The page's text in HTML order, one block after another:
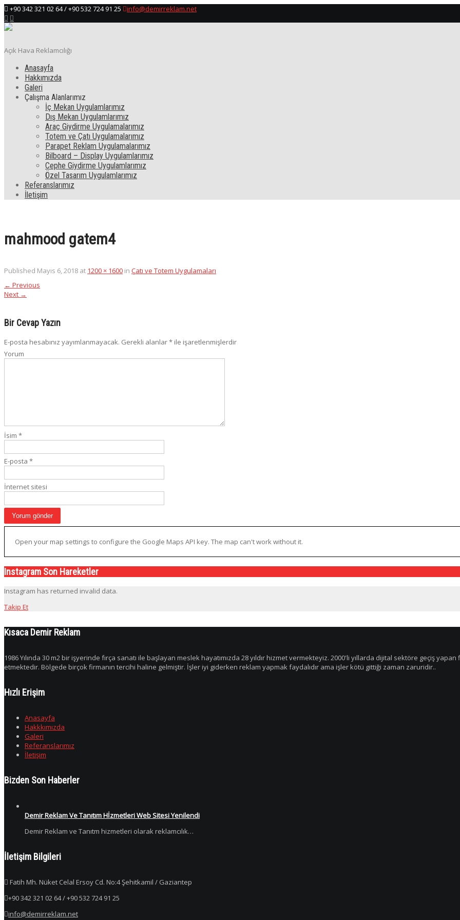
+90 342 321 02 64 / +90 532 724 91 25 info@demirreklam.net
Açık Hava Reklamcılığı
Anasayfa
Hakkımızda
Galeri
Çalışma Alanlarımız
İç Mekan Uygulamlarımız
Dış Mekan Uygulamlarımız
Araç Giydirme Uygulamalarımız
Totem ve Çatı Uygulamalarımız
Parapet Reklam Uygulamalarımız
Bilboard – Display Uygulamlarımız
Cephe Giydirme Uygulamlarımız
Özel Tasarım Uygulamlarımız
Referanslarımız
İletişim
mahmood gatem4
Published Mayıs 6, 2018 at 1200 × 1600 in Çatı ve Totem Uygulamaları
← Previous
Next →
Bir Cevap Yazın
E-posta hesabınız yayımlanmayacak. Gerekli alanlar* ile işaretlenmişlerdir
Yorum
İsim *
E-posta *
İnternet sitesi
Open your map settings to configure the Google Maps API key. The map can't work without it.
Instagram Son Hareketler
Instagram has returned invalid data.
Takip Et
Kısaca Demir Reklam
1986 Yılında 30 m2 bir işyerinde fırça sanatı ile başlayan meslek hayatımızda 28 yıldır hizmet vermekteyiz. 2000'li yıllarda dijital sektöre geçiş
etmektedir. Bölgede birçok firmanın tercihi haline gelmiştir. İşler iyi giderken reklam yapmak faydalıdır ama işler kötü gittiği zaman zaruridir..
Hızlı Erişim
Anasayfa
Hakkkımızda
Galeri
Referanslarımız
İletişim
Bizden Son Haberler
Demir Reklam Ve Tanıtım Hİzmetleri Web Sitesi Yenilendi
Demir Reklam ve Tanıtm hizmetleri olarak reklamcılık…
İletişim Bilgileri
Fatih Mh. Nüket Celal Ersoy Cd. No:4 Şehitkamil / Gaziantep
+90 342 321 02 64 / +90 532 724 91 25
info@demirreklam.net